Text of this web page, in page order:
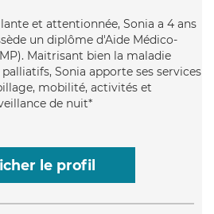
et attentionnée, Sonia a 4 ans
un diplôme d'Aide Médico-
Maitrisant bien la maladie
Sonia apporte ses services
mobilité, activités et
de nuit*
le profil